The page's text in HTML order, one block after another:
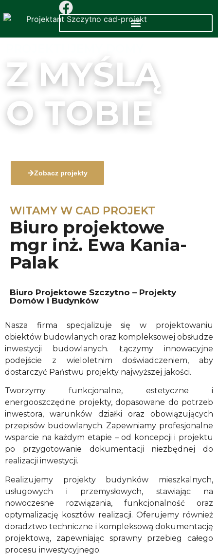
Z MYŚLĄ
O TOBIE
Zobacz projekty
WITAMY W CAD PROJEKT
Biuro projektowe
mgr inż. Ewa Kania-
Palak
Biuro Projektowe Szczytno – Projekty
Domów i Budynków
Nasza firma specjalizuje się w projektowaniu
obiektów budowlanych oraz kompleksowej obsłudze
inwestycji budowlanych. Łączymy innowacyjne
podejście z wieloletnim doświadczeniem, aby
dostarczyć Państwu projekty najwyższej jakości.
Tworzymy funkcjonalne, estetyczne i
energooszczędne projekty, dopasowane do potrzeb
inwestora, warunków działki oraz obowiązujących
przepisów budowlanych. Zapewniamy profesjonalne
wsparcie na każdym etapie – od koncepcji i projektu
po przygotowanie dokumentacji niezbędnej do
realizacji inwestycji.
Realizujemy projekty budynków mieszkalnych,
usługowych i przemysłowych, stawiając na
nowoczesne rozwiązania, funkcjonalność oraz
optymalizację kosztów realizacji. Oferujemy również
doradztwo techniczne i kompleksową dokumentację
projektową, zapewniając sprawny przebieg całego
procesu inwestycyjnego.